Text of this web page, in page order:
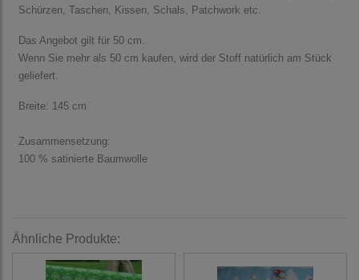
Schürzen, Taschen, Kissen, Schals, Patchwork etc.
Das Angebot gilt für 50 cm.
Wenn Sie mehr als 50 cm kaufen, wird der Stoff natürlich am Stück
geliefert.
Breite: 145 cm
Zusammensetzung:
100 % satinierte Baumwolle
Ähnliche Produkte: